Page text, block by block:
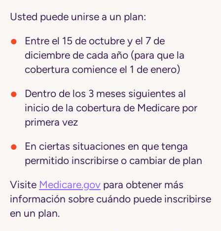
Usted puede unirse a un plan:
Entre el 15 de octubre y el 7 de
diciembre de cada año (para que la
cobertura comience el 1 de enero)
Dentro de los 3 meses siguientes al
inicio de la cobertura de Medicare por
primera vez
En ciertas situaciones en que tenga
permitido inscribirse o cambiar de plan
Visite Medicare.gov para obtener más
información sobre cuándo puede inscribirse
en un plan.